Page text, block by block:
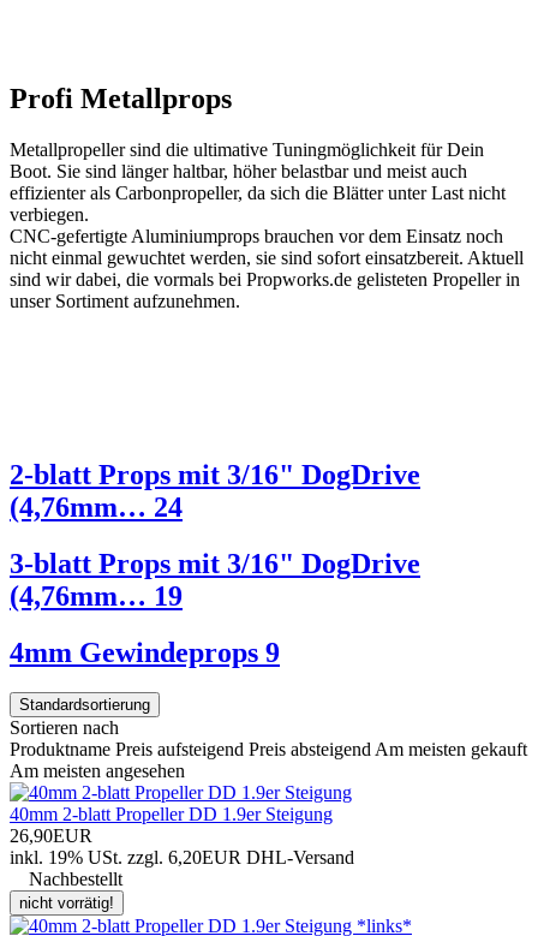
Profi Metallprops
Metallpropeller sind die ultimative Tuningmöglichkeit für Dein
Boot. Sie sind länger haltbar, höher belastbar und meist auch
effizienter als Carbonpropeller, da sich die Blätter unter Last nicht
verbiegen.
CNC-gefertigte Aluminiumprops brauchen vor dem Einsatz noch
nicht einmal gewuchtet werden, sie sind sofort einsatzbereit. Aktuell
sind wir dabei, die vormals bei Propworks.de gelisteten Propeller in
unser Sortiment aufzunehmen.
2-blatt Props mit 3/16" DogDrive
(4,76mm… 24
3-blatt Props mit 3/16" DogDrive
(4,76mm… 19
4mm Gewindeprops 9
Standardsortierung
Sortieren nach
Produktname Preis aufsteigend Preis absteigendAm meisten gekauft
Am meisten angesehen
40mm 2-blatt Propeller DD 1.9er Steigung
26,90EUR
inkl. 19% USt. zzgl. 6,20EUR DHL-Versand
Nachbestellt
nicht vorrätig!